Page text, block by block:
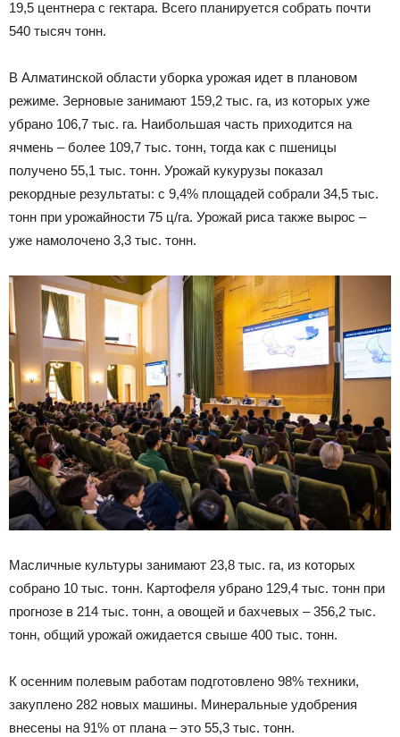
19,5 центнера с гектара. Всего планируется собрать почти
540 тысяч тонн.
В Алматинской области уборка урожая идет в плановом
режиме. Зерновые занимают 159,2 тыс. га, из которых уже
убрано 106,7 тыс. га. Наибольшая часть приходится на
ячмень – более 109,7 тыс. тонн, тогда как с пшеницы
получено 55,1 тыс. тонн. Урожай кукурузы показал
рекордные результаты: с 9,4% площадей собрали 34,5 тыс.
тонн при урожайности 75 ц/га. Урожай риса также вырос –
уже намолочено 3,3 тыс. тонн.
Масличные культуры занимают 23,8 тыс. га, из которых
собрано 10 тыс. тонн. Картофеля убрано 129,4 тыс. тонн при
прогнозе в 214 тыс. тонн, а овощей и бахчевых – 356,2 тыс.
тонн, общий урожай ожидается свыше 400 тыс. тонн.
К осенним полевым работам подготовлено 98% техники,
закуплено 282 новых машины. Минеральные удобрения
внесены на 91% от плана – это 55,3 тыс. тонн.